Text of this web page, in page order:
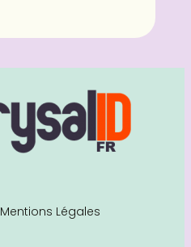
Mentions Légales